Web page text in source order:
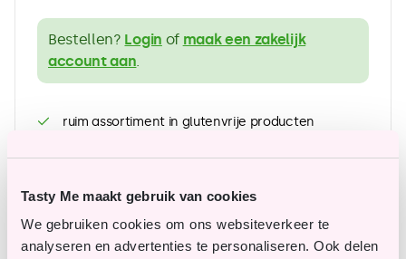
Tasty Me maakt gebruik van cookies
We gebruiken cookies om ons websiteverkeer te
analyseren en advertenties te personaliseren. Ook delen
Bestellen? Login of maak een zakelijk
account aan
ruim assortiment in glutenvrije producten
Vragen of opmerkingen?